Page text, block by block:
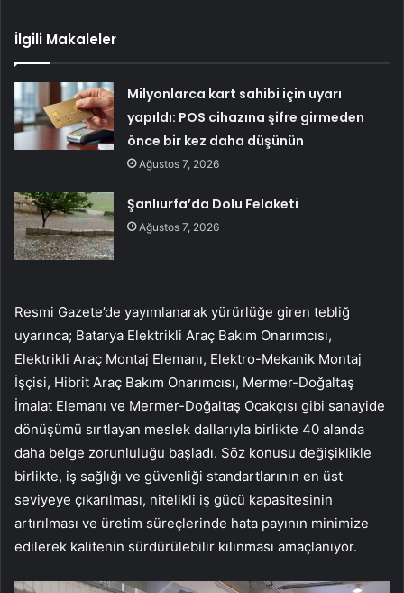
İlgili Makaleler
Milyonlarca kart sahibi için uyarı
yapıldı: POS cihazına şifre girmeden
önce bir kez daha düşünün
Ağustos 7, 2026
Şanlıurfa’da Dolu Felaketi
Ağustos 7, 2026
Resmi Gazete’de yayımlanarak yürürlüğe giren tebliğ
uyarınca; Batarya Elektrikli Araç Bakım Onarımcısı,
Elektrikli Araç Montaj Elemanı, Elektro-Mekanik Montaj
İşçisi, Hibrit Araç Bakım Onarımcısı, Mermer-Doğaltaş
İmalat Elemanı ve Mermer-Doğaltaş Ocakçısı gibi sanayide
dönüşümü sırtlayan meslek dallarıyla birlikte 40 alanda
daha belge zorunluluğu başladı. Söz konusu değişiklikle
birlikte, iş sağlığı ve güvenliği standartlarının en üst
seviyeye çıkarılması, nitelikli iş gücü kapasitesinin
artırılması ve üretim süreçlerinde hata payının minimize
edilerek kalitenin sürdürülebilir kılınması amaçlanıyor.